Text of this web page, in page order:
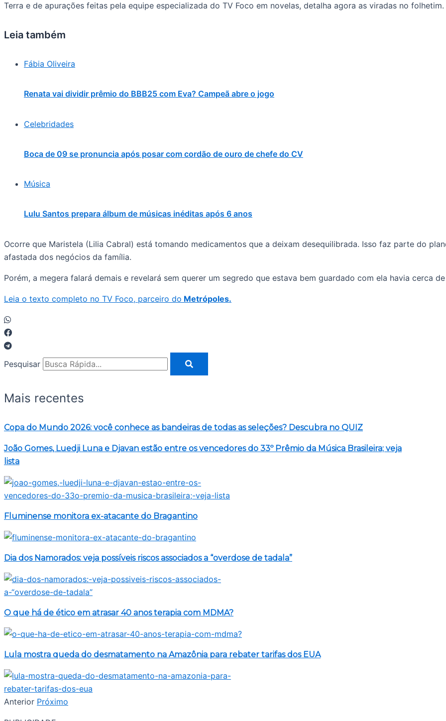
Terra e de apurações feitas pela equipe especializada do TV Foco em novelas, detalha agora as viradas no folhetim.
Leia também
Fábia Oliveira
Renata vai dividir prêmio do BBB25 com Eva? Campeã abre o jogo
Celebridades
Boca de 09 se pronuncia após posar com cordão de ouro de chefe do CV
Música
Lulu Santos prepara álbum de músicas inéditas após 6 anos
Ocorre que Maristela (Lilia Cabral) está tomando medicamentos que a deixam desequilibrada. Isso faz parte do
afastada dos negócios da família.
Porém, a megera falará demais e revelará sem querer um segredo que estava bem guardado com ela havia cerca de
Leia o texto completo no TV Foco, parceiro do Metrópoles.
Pesquisar
Mais recentes
Copa do Mundo 2026: você conhece as bandeiras de todas as seleções? Descubra no QUIZ
João Gomes, Luedji Luna e Djavan estão entre os vencedores do 33º Prêmio da Música Brasileira; veja
lista
Fluminense monitora ex-atacante do Bragantino
Dia dos Namorados: veja possíveis riscos associados a “overdose de tadala”
O que há de ético em atrasar 40 anos terapia com MDMA?
Lula mostra queda do desmatamento na Amazônia para rebater tarifas dos EUA
Anterior Próximo